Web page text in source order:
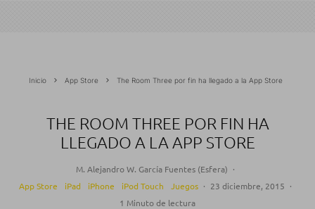
Inicio App Store The Room Three por fin ha llegado a la App Store
THE ROOM THREE POR FIN HA
LLEGADO A LA APP STORE
M. Alejandro W. García Fuentes (Esfera) ·
App Store
iPad iPhone iPod Touch Juegos · 23 diciembre, 2015 ·
1 Minuto de lectura